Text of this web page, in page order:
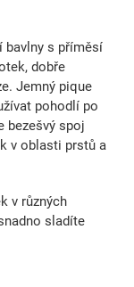
bavlny s příměsí
dobře
Jemný pique
pohodlí po
bezešvý spoj
v oblasti prstů a
v různých
sladíte